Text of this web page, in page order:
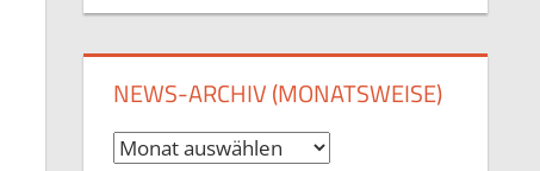
NEWS-ARCHIV (MONATSWEISE)
News-